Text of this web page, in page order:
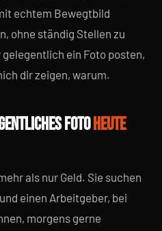
echtem Bewegtbild
ohne ständig Stellen zu
ein Foto posten,
dir zeigen, warum.
FOTOHEUTE
als nur Geld. Sie suchen
einen Arbeitgeber, bei
morgens gerne